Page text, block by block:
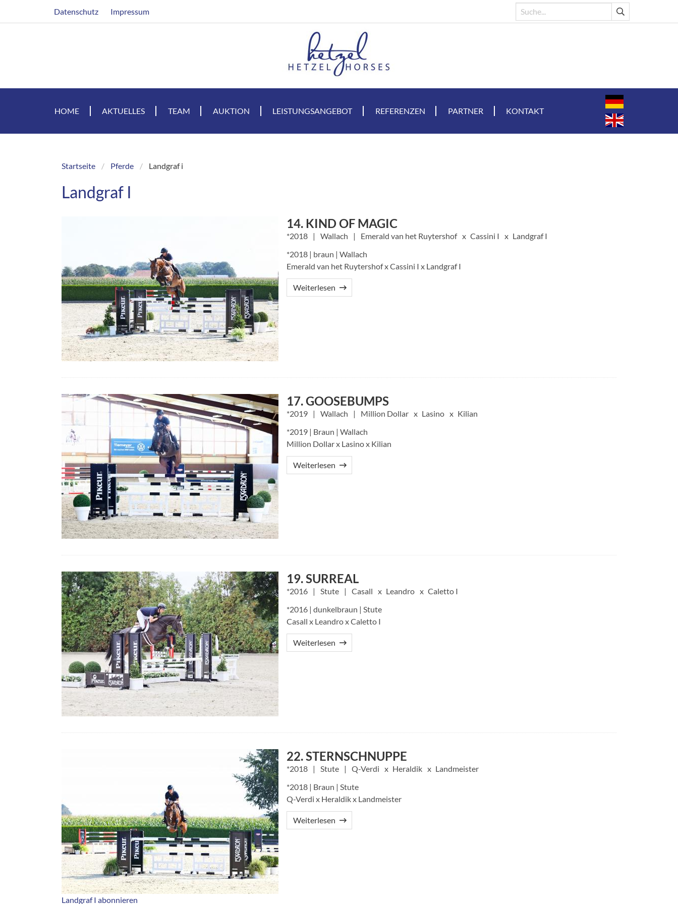
Datenschutz Impressum
HOME AKTUELLES TEAM AUKTION LEISTUNGSANGEBOT REFERENZEN PARTNER KONTAKT
Breadcrumb
Startseite Pferde Landgraf i
Landgraf I
14. KIND OF MAGIC
2018 Wallach Emerald van het Ruytershof Cassini I
Landgraf I
*2018 | braun | Wallach
Emerald van het Ruytershof x Cassini I x Landgraf I
Weiterlesen
17. GOOSEBUMPS
2019 Wallach Million Dollar Lasino
Kilian
*2019 | Braun | Wallach
Million Dollar x Lasino x Kilian
Weiterlesen
19. SURREAL
2016 Stute Casall Leandro
Caletto I
*2016 | dunkelbraun | Stute
Casall x Leandro x Caletto I
Weiterlesen
22. STERNSCHNUPPE
2018 Stute Q-Verdi Heraldik
Landmeister
*2018 | Braun | Stute
Q-Verdi x Heraldik x Landmeister
Weiterlesen
Landgraf I abonnieren